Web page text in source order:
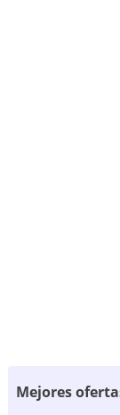
Mejores